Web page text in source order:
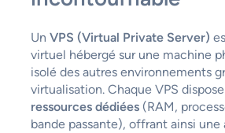
Un VPS (Virtual Private Server)
virtuel hébergé sur une machine
isolé des autres environnements
virtualisation. Chaque VPS
ressources dédiées(RAM,
bande passante), offrant ainsi